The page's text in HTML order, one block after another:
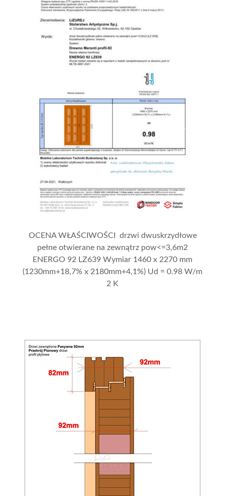
OCENA WŁAŚCIWOŚCI drzwi dwuskrzydłowe
pełne otwierane na zewnątrz pow<=3,6m2
ENERGO 92 LZ639 Wymiar 1460 x 2270 mm
(1230mm+18,7% x 2180mm+4,1%) Ud = 0.98 W/m
2 K